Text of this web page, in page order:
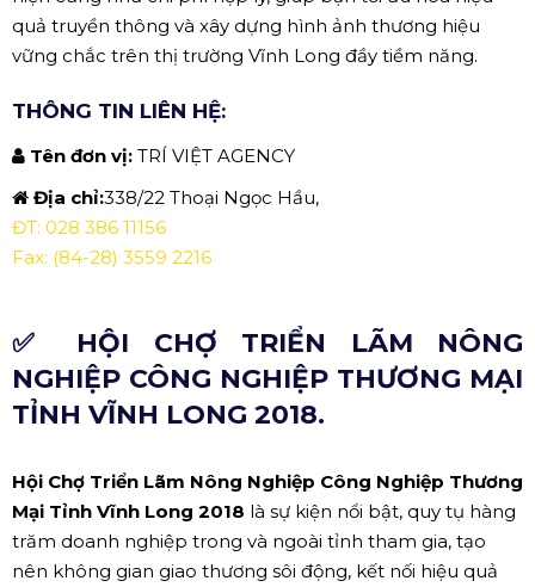
quả truyền thông và xây dựng hình ảnh thương hiệu
vững chắc trên thị trường Vĩnh Long đầy tiềm năng.
THÔNG TIN LIÊN HỆ:
Tên đơn vị: TRÍ VIỆT AGENCY
Địa chỉ:338/22 Thoại Ngọc Hầu,
ĐT: 028 386 11156
Fax: (84-28) 3559 2216
✅ HỘI CHỢ TRIỂN LÃM NÔNG
NGHIỆP CÔNG NGHIỆP THƯƠNG MẠI
TỈNH VĨNH LONG 2018.
Hội Chợ Triển Lãm Nông Nghiệp Công Nghiệp Thương
Mại Tỉnh Vĩnh Long 2018 là sự kiện nổi bật, quy tụ hàng
trăm doanh nghiệp trong và ngoài tỉnh tham gia, tạo
nên không gian giao thương sôi động, kết nối hiệu quả